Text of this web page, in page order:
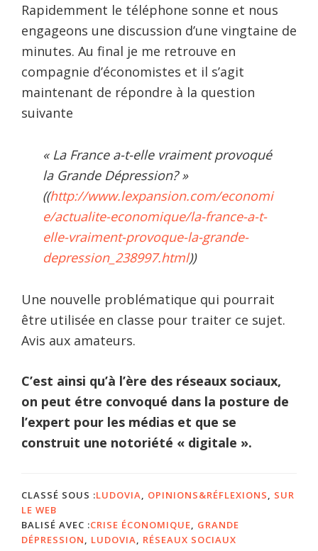
Rapidemment le téléphone sonne et nous
engageons une discussion d’une vingtaine de
minutes. Au final je me retrouve en
compagnie d’économistes et il s’agit
maintenant de répondre à la question
suivante
« La France a-t-elle vraiment provoqué
la Grande Dépression? »
((http://www.lexpansion.com/economi
e/actualite-economique/la-france-a-t-
elle-vraiment-provoque-la-grande-
depression_238997.html))
Une nouvelle problématique qui pourrait
être utilisée en classe pour traiter ce sujet.
Avis aux amateurs.
C’est ainsi qu’à l’ère des réseaux sociaux,
on peut étre convoqué dans la posture de
l’expert pour les médias et que se
construit une notoriété « digitale ».
CLASSÉ SOUS :LUDOVIA OPINIONS&RÉFLEXIONS
SUR
LE WEB
BALISÉ AVEC :CRISE ÉCONOMIQUE
GRANDE
DÉPRESSION
LUDOVIA RÉSEAUX SOCIAUX